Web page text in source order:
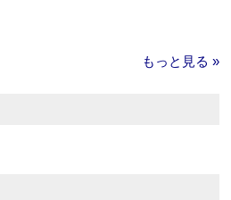
もっと見る »